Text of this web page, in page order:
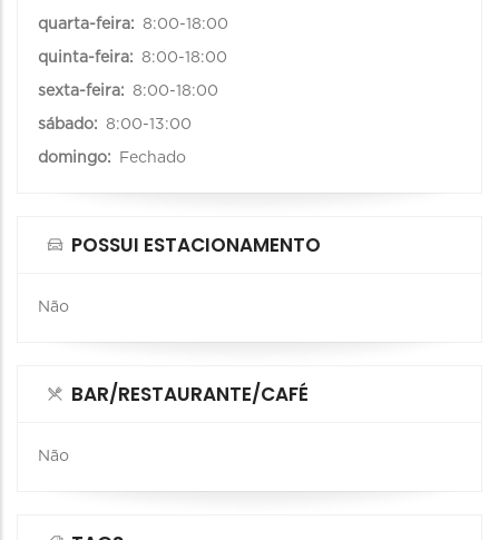
quarta-feira: 8:00-18:00
quinta-feira: 8:00-18:00
sexta-feira: 8:00-18:00
sábado: 8:00-13:00
domingo: Fechado
POSSUI ESTACIONAMENTO
Não
BAR/RESTAURANTE/CAFÉ
Não